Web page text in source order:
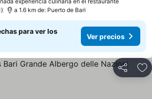
a 1.6 km de: Puerto de Bari
para ver los
Ver precios
Compartir